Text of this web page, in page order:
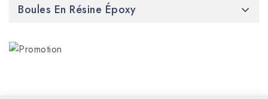
Boules En Résine Époxy